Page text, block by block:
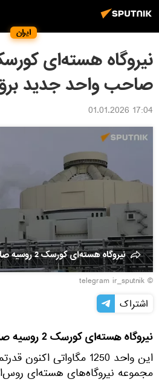
ایران
صاحب واحد جدید
17:04 01.01.2026
نیروگاه هسته‌ای کورسک 2 روسیه صاحب واحد جدید برق شد
© telegram ir_sputnik
اشتراک
نیروگاه هسته‌ای کورسک 2 روسیه صاحب واحد جدید برق شد
این واحد 1250 مگاواتی
مجموعه نیروگاه‌های هسته‌ای